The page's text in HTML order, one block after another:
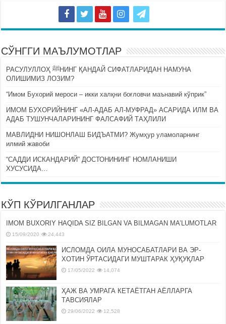
СЎНГГИ МАЪЛУМОТЛАР
РАСУЛУЛЛОҲ ﷺНИНГ ҚАНДАЙ СИФАТЛАРИДАН НАМУНА
ОЛИШИМИЗ ЛОЗИМ?
“Имом Бухорий мероси – икки халқни боғловчи маънавий кўприк”
ИМОМ БУХОРИЙНИНГ «АЛ-АДАБ АЛ-МУФРАД» АСАРИДА ИЛМ ВА
АДАБ ТУШУНЧАЛАРИНИНГ ФАЛСАФИЙ ТАҲЛИЛИ
МАВЛИДНИ НИШОНЛАШ БИДЪАТМИ? Жумҳур уламоларнинг
илмий жавоби
“САДДИ ИСКАНДАРИЙ” ДОСТОНИНИНГ НОМЛАНИШИ
ХУСУСИДА…
КЎП КЎРИЛГАНЛАР
IMOM BUXORIY HAQIDA SIZ BILGAN VA BILMAGAN MA’LUMOTLAR
15/09/2020 24,443
ИСЛОМДА ОИЛА МУНОСАБАТЛАРИ ВА ЭР-
ХОТИН ЎРТАСИДАГИ МУШТАРАК ҲУҚУҚЛАР
17/05/2022 14,074
ҲАЖ ВА УМРАГА КЕТАЁТГАН АЁЛЛАРГА
ТАВСИЯЛАР
29/06/2022 12,528